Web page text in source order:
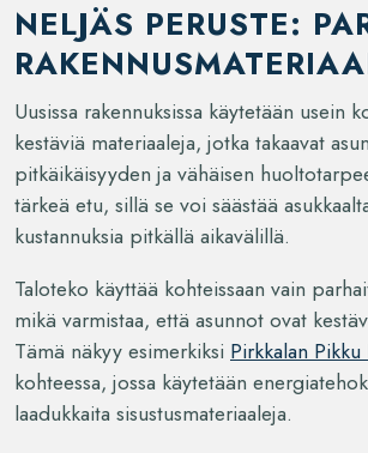
NELJÄS PERUSTE:
Uusissa rakennuksissa käytetään usein
kestäviä materiaaleja, jotka takaavat
pitkäikäisyyden ja vähäisen
tärkeä etu, sillä se voi säästää
kustannuksia pitkällä aikavälillä.
Taloteko käyttää kohteissaan vain
mikä varmistaa, että asunnot ovat
Tämä näkyy esimerkiksi Pirkkalan
kohteessa, jossa käytetään
laadukkaita sisustusmateriaaleja.